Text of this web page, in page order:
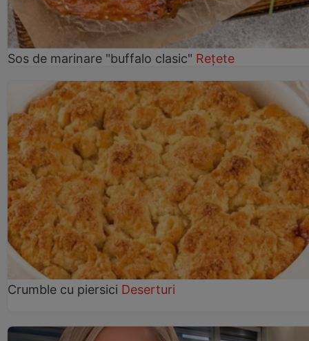
Sos de marinare "buffalo clasic" Rețete
Crumble cu piersici Deserturi